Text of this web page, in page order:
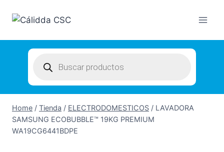
search
Home / Tienda / ELECTRODOMESTICOS / LAVADORA
SAMSUNG ECOBUBBLE™ 19KG PREMIUM
WA19CG6441BDPE